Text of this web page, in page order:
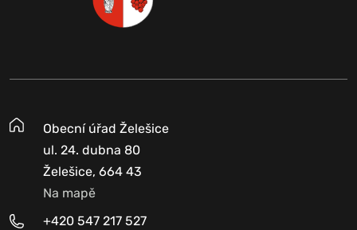
Obecní úřad Želešice
ul. 24. dubna 80
Želešice, 664 43
Na mapě
+420 547 217 527